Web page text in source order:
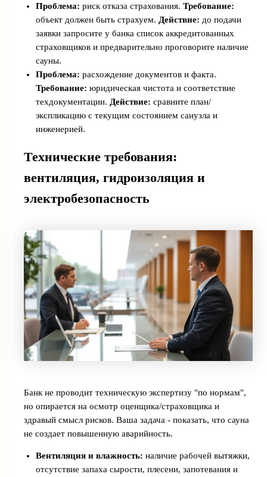
Проблема: риск отказа страхования. Требование:
объект должен быть страхуем. Действие: до подачи
заявки запросите у банка список аккредитованных
страховщиков и предварительно проговорите наличие
сауны.
Проблема: расхождение документов и факта.
Требование: юридическая чистота и соответствие
техдокументации. Действие: сравните план/
экспликацию с текущим состоянием санузла и
инженерией.
Технические требования:
вентиляция, гидроизоляция и
электробезопасность
Банк не проводит техническую экспертизу "по нормам",
но опирается на осмотр оценщика/страховщика и
здравый смысл рисков. Ваша задача - показать, что сауна
не создает повышенную аварийность.
Вентиляция и влажность: наличие рабочей вытяжки,
отсутствие запаха сырости, плесени, запотевания и